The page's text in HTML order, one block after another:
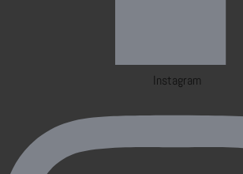
Instagram